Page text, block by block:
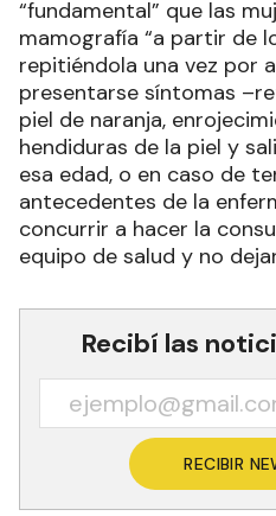
“fundamental” que las
mamografía “a partir de
repitiéndola una vez por
presentarse síntomas
piel de naranja,
hendiduras de la piel y
esa edad, o en caso de
antecedentes de la
concurrir a hacer la
equipo de salud y no
Recibí las
RECIBIR